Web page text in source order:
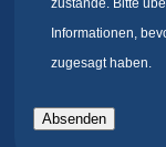
zustande. Bitte
Informationen,
zugesagt haben.
Absenden